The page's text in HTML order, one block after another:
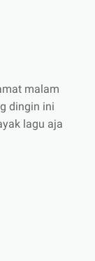
malam
dingin ini
lagu aja